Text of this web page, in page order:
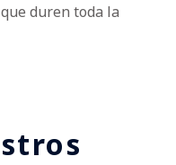
duren toda la